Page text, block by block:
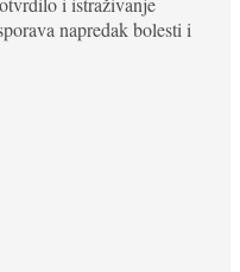
napredak bolesti i